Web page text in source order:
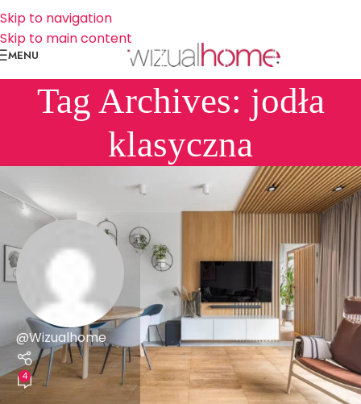
Skip to navigation
Skip to main content
MENU
Tag Archives: jodła
klasyczna
@Wizualhome
4